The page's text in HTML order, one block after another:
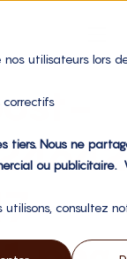
utilisateurs lors
tiers. Nous ne
ou publicitaire.
utilisons, consultez